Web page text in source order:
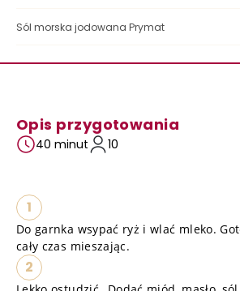
Sól morska jodowana Prymat
Opis przygotowania
40 minut 10
1
Do garnka wsypać ryż i wlać mleko.
cały czas mieszając.
2